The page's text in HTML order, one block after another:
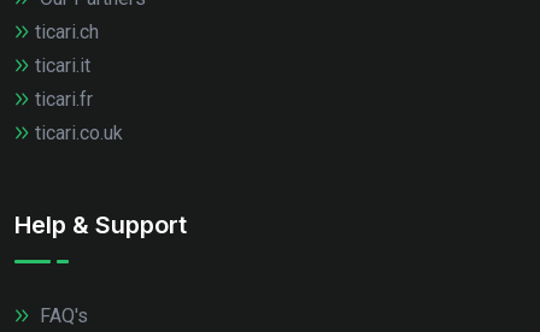
ticari.ch
ticari.it
ticari.fr
ticari.co.uk
Help & Support
FAQ's